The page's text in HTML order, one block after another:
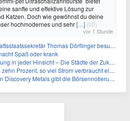
sanfte und effektive Lösung zur
Katzen. Doch wie gewöhnst du deine
hochmodernes und sehr[…] (00)
vor 1 Stunde
Thomas Dörflinger besucht Handwerksbetrieb im Kammerbezirk Freiburg
Spaß oder krank
in jeder Hinsicht – Die Städte der Zukunft sind grün-blau
Prozent, so viel Strom verbraucht ein Aufzug im Gebäude
Metals gibt die Börsennotierung an der Frankfurter Wertpapierbörse bekannt